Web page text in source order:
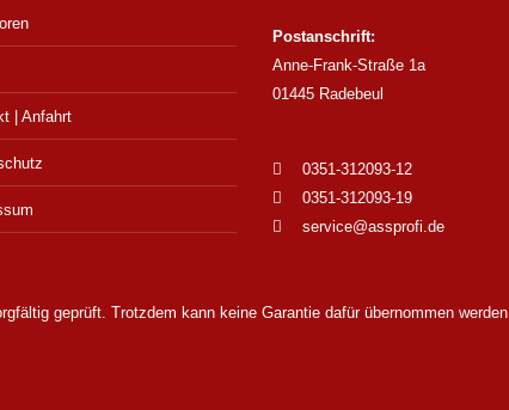
| Anfahrt
Postanschrift:
Anne-Frank-Straße 1a
01445 Radebeul
0351-312093-12
0351-312093-19
service@assprofi.de
geprüft. Trotzdem kann keine Garantie dafür übernommen